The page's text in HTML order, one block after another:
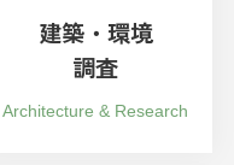
建築・環境
調査
Architecture & Research